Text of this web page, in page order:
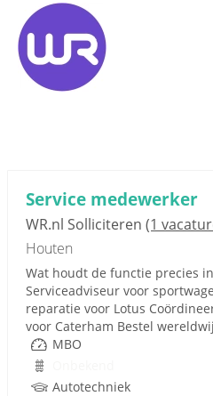
Service medewerker
WR.nl Solliciteren (1
Houten
Wat houdt de functie precies
Serviceadviseur voor
reparatie voor Lotus
voor Caterham Bestel
MBO
Autotechniek